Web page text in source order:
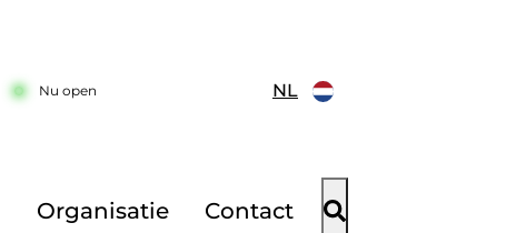
Nu open NL
Organisatie Contact